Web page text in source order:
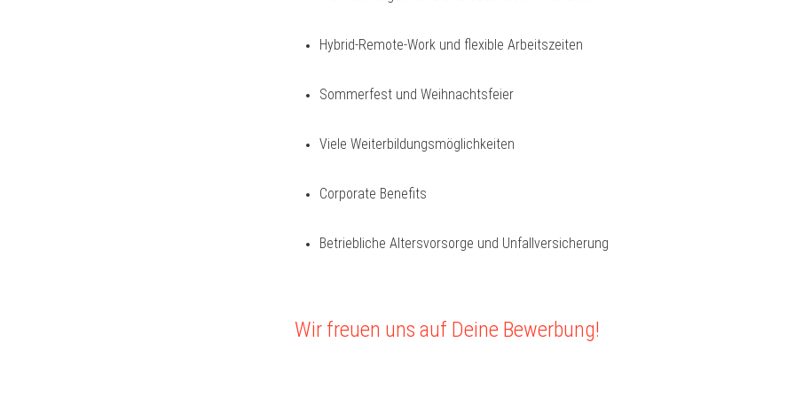
Hybrid-Remote-Work und flexible Arbeitszeiten
Sommerfest und Weihnachtsfeier
Viele Weiterbildungsmöglichkeiten
Corporate Benefits
Betriebliche Altersvorsorge und Unfallversicherung
Wir freuen uns auf Deine Bewerbung!